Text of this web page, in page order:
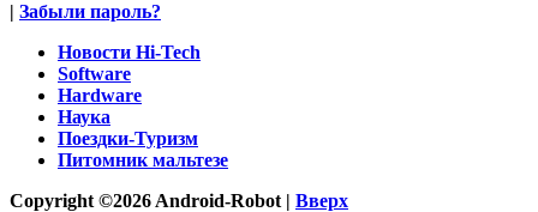
| Забыли пароль?
Новости Hi-Tech
Software
Hardware
Наука
Поездки-Туризм
Питомник мальтезе
Copyright ©2026 Android-Robot | Вверх